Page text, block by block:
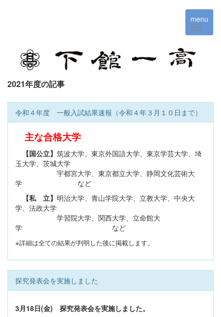
menu
2021年度の記事
令和４年度 一般入試結果速報（令和４年３月１０日まで）
主な合格大学
【国公立】 筑波大学、東京外国語大学、東京学芸大学、埼
玉大学、茨城大学
宇都宮大学、東京都立大学、静岡文化芸術大
学 など
【私 立】 明治大学、青山学院大学、立教大学、中央大
学、法政大学
学習院大学、関西大学、立命館大
学 など
※詳細は全ての結果が判明した後に掲載します。
探究発表会を実施しました
3月18日(金) 探究発表会を実施しました。